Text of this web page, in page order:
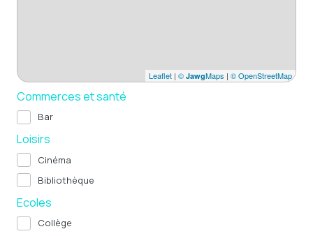
Leaflet | © JawgMaps | © OpenStreetMap
Commerces et santé
Bar
Loisirs
Cinéma
Bibliothèque
Ecoles
Collège